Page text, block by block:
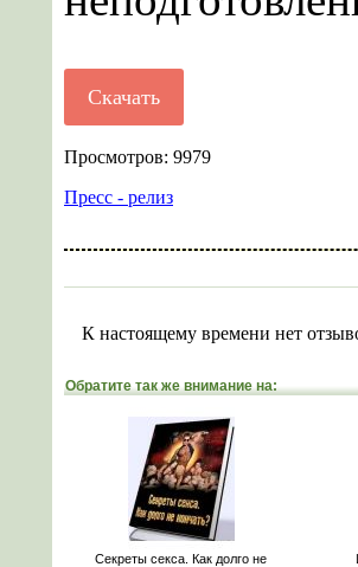
Скачать
Просмотров: 9979
Пресс - релиз
К настоящему времени нет
Обратите так же внимание на:
Секреты секса. Как долго не